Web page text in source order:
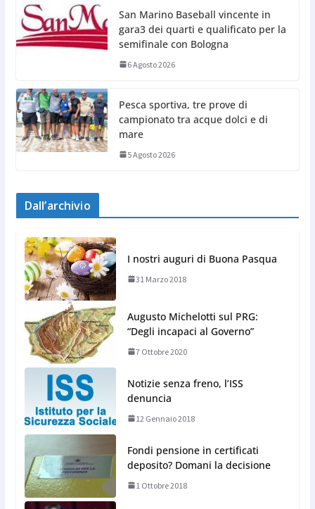
San Marino Baseball vincente in
gara3 dei quarti e qualificato per la
semifinale con Bologna
6 Agosto 2026
Pesca sportiva, tre prove di
campionato tra acque dolci e di
mare
5 Agosto 2026
Dall’archivio
I nostri auguri di Buona Pasqua
31 Marzo 2018
Augusto Michelotti sul PRG:
“Degli incapaci al Governo”
7 Ottobre 2020
Notizie senza freno, l’ISS
denuncia
12 Gennaio 2018
Fondi pensione in certificati
deposito? Domani la decisione
1 Ottobre 2018